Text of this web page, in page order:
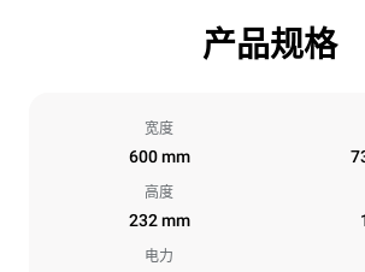
产品规格
宽度
600 mm
高度
232 mm
电力